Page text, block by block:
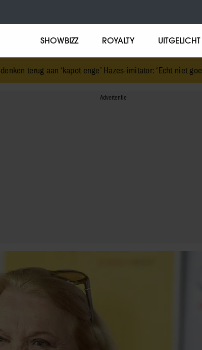
SHOWBIZZ ROYALTY UITGELICHT
enge’ Hazes-imitator: ‘Echt niet goed bij je paasei’•